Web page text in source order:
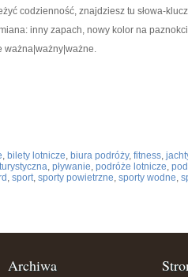
codzienność, znajdziesz tu słowa-
inny zapach, nowy kolor na
ważna|ważny|ważne.
, bilety lotnicze, biura podróży, fitness,
, pływanie, podróże lotnicze,
, sport, sporty powietrzne, sporty wodne,
Archiwa